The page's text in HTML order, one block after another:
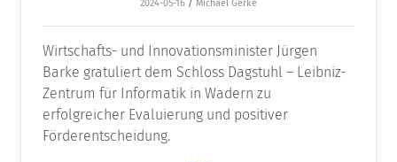
2024-05-16 / Michael Gerke
Wirtschafts- und Innovationsminister Jürgen
Barke gratuliert dem Schloss Dagstuhl – Leibniz-
Zentrum für Informatik in Wadern zu
erfolgreicher Evaluierung und positiver
Förderentscheidung.